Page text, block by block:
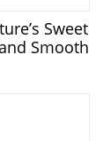
Sweet
Smooth